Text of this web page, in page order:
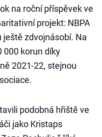
na roční příspěvek ve
projekt: NBPA
zdvojnásobí. Na
000 korun díky
2021-22, stejnou
podobná hřiště ve
jako Kristaps